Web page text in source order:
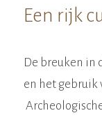
Een rijk
De breuken in
en het gebruik